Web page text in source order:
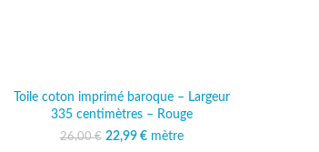
Toile coton imprimé baroque – Largeur
335 centimètres – Rouge
26,00€
Le prix initial était :
22,99 € Le prix actuel est :
mètre